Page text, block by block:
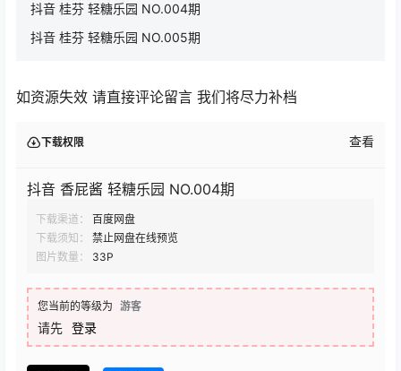
抖音 桂芬 轻糖乐园 NO.004期
抖音 桂芬 轻糖乐园 NO.005期
如资源失效 请直接评论留言 我们将尽力补档
下载权限 查看
抖音 香屁酱 轻糖乐园 NO.004期
下载渠道：
百度网盘
下载须知：
禁止网盘在线预览
图片数量：
33P
您当前的等级为 游客
请先 登录